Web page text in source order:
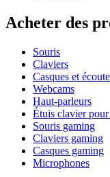
Acheter des
Souris
Claviers
Casques et
Webcams
Haut-parleurs
Étuis clavier pour
Souris gaming
Claviers gaming
Casques gaming
Microphones